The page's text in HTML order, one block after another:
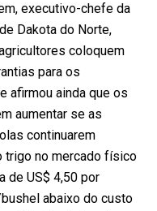
executivo-chefe da
Dakota do Norte,
coloquem
para os
afirmou ainda que os
aumentar se as
continuarem
trigo no mercado físico
de US$ 4,50 por
abaixo do custo